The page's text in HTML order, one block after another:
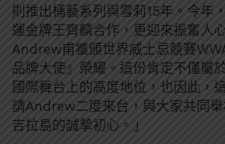
則推出桶藝系列與雪莉15年。今年
運金牌王齊麟合作，更迎來振奮
Andrew甫獲頒世界威士忌競賽
品牌大使』榮耀。這份肯定不僅屬
國際舞台上的高度地位，也因此，
請Andrew二度來台，與大家共同
吉拉島的誠摯初心。」